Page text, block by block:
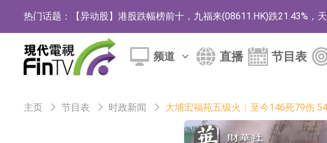
热门话题： 【异动股】港股跌幅榜前十，九福来(08611.HK)跌21.43%，
【异动股】港股涨幅榜前十，佳明集团控股(01271.HK)涨
斯迪克：公司为国内折叠屏核心功能材料供应商
聚辰股份：公司VPD芯片已顺利通过目标客户的测试认证
上期所：7月份对11个实际控制关系账户组采取限制开仓的监
频道 直播 节目表
主页 节目表 时政新闻 大埔宏福苑五级火︱至今146死79伤